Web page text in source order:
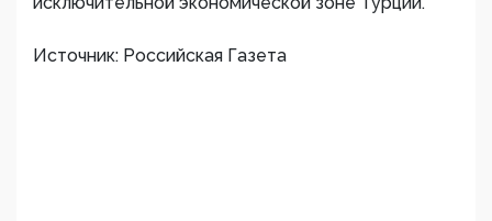
Источник: Российская Газета